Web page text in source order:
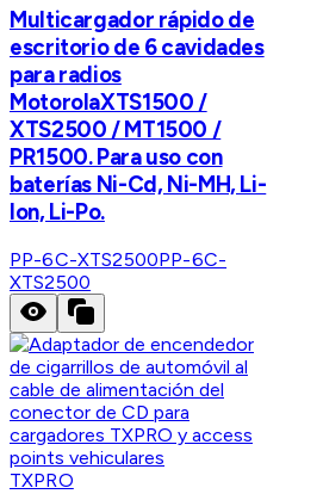
Multicargador rápido de
escritorio de 6 cavidades
para radios
MotorolaXTS1500 /
XTS2500 / MT1500 /
PR1500. Para uso con
baterías Ni-Cd, Ni-MH, Li-
Ion, Li-Po.
PP-6C-XTS2500PP-6C-
XTS2500
TXPRO